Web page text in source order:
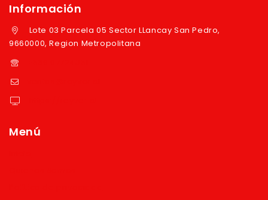
Información
Lote 03 Parcela 05 Sector LLancay San Pedro,
9660000, Region Metropolitana
Menú